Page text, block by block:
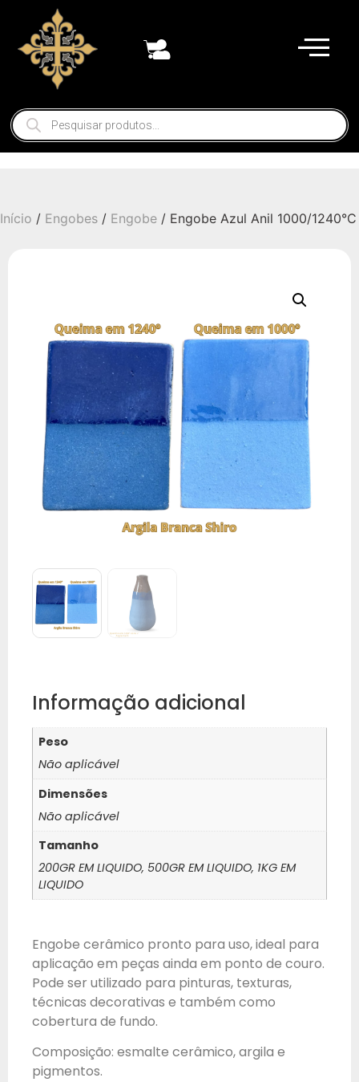
Início / Engobes / Engobe / Engobe Azul Anil 1000/1240°C
Informação adicional
Peso
Não aplicável
Dimensões
Não aplicável
Tamanho
200GR EM LIQUIDO, 500GR EM LIQUIDO, 1KG EM
LIQUIDO
Engobe cerâmico pronto para uso, ideal para
aplicação em peças ainda em ponto de couro.
Pode ser utilizado para pinturas, texturas,
técnicas decorativas e também como
cobertura de fundo.
Composição: esmalte cerâmico, argila e
pigmentos.